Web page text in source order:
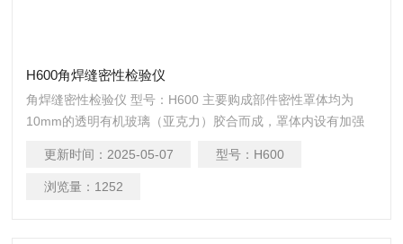
H600角焊缝密性检验仪
角焊缝密性检验仪 型号：H600 主要购成部件密性罩体均为
10mm的透明有机玻璃（亚克力）胶合而成，罩体内设有加强
部装有真空压力表（-0.1MPa-0MPa），变径抽气接头。便于
携带的把手（铝合金）。
更新时间： 2025-05-07 型号： H600
浏览量： 1252